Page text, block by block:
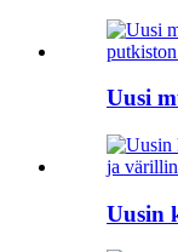
Uusi
Uusin